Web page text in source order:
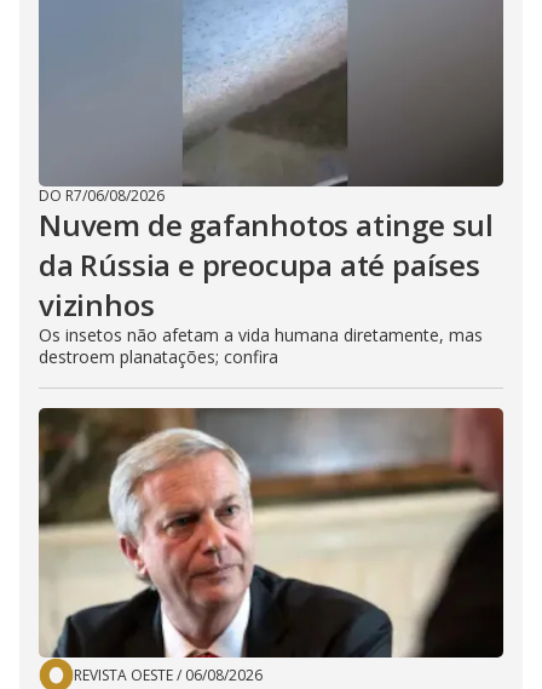
DO R7/06/08/2026
Nuvem de gafanhotos atinge sul
da Rússia e preocupa até países
vizinhos
Os insetos não afetam a vida humana diretamente, mas
destroem planatações; confira
REVISTA OESTE/ 06/08/2026